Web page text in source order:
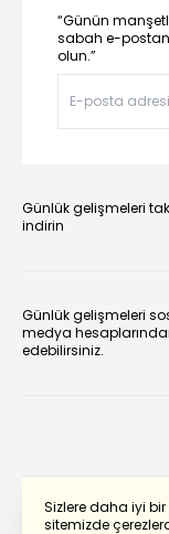
Sizlere daha iyi
sitemizde
“Günün
sabah e-
olun.”
Günlük gelişmeleri
indirin
Günlük gelişmeleri
medya
edebilirsiniz.